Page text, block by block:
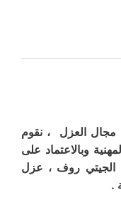
العزل ، نقوم
وبالاعتماد على
الجيتي روف ، عزل
.